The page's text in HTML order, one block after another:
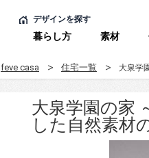
デザインを探す
暮らし方 素材
feve casa 住宅一覧 大泉学
大泉学園の家
した自然素材